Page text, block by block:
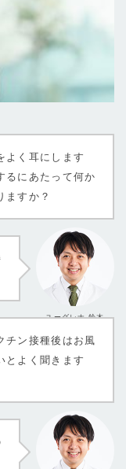
よく耳にします
るにあたって何か
ますか？
ユーグレナ 鈴木
チン接種後はお風
とよく聞きます